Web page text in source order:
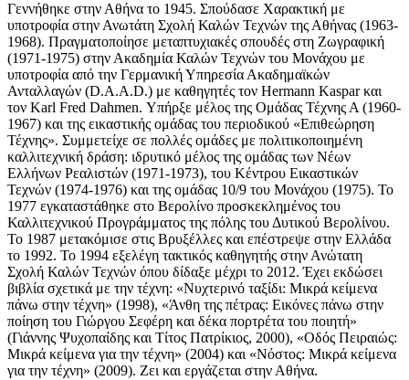
Γεννήθηκε στην Αθήνα το 1945. Σπούδασε Χαρακτική με
υποτροφία στην Ανωτάτη Σχολή Καλών Τεχνών της Αθήνας (1963-
1968). Πραγματοποίησε μεταπτυχιακές σπουδές στη Ζωγραφική
(1971-1975) στην Ακαδημία Καλών Τεχνών του Μονάχου με
υποτροφία από την Γερμανική Υπηρεσία Ακαδημαϊκών
Ανταλλαγών (D.A.A.D.) με καθηγητές τον Hermann Kaspar και
τον Karl Fred Dahmen. Υπήρξε μέλος της Ομάδας Τέχνης Α (1960-
1967) και της εικαστικής ομάδας του περιοδικού «Επιθεώρηση
Τέχνης». Συμμετείχε σε πολλές ομάδες με πολιτικοποιημένη
καλλιτεχνική δράση: ιδρυτικό μέλος της ομάδας των Νέων
Ελλήνων Ρεαλιστών (1971-1973), του Κέντρου Εικαστικών
Τεχνών (1974-1976) και της ομάδας 10/9 του Μονάχου (1975). Το
1977 εγκαταστάθηκε στο Βερολίνο προσκεκλημένος του
Καλλιτεχνικού Προγράμματος της πόλης του Δυτικού Βερολίνου.
Το 1987 μετακόμισε στις Βρυξέλλες και επέστρεψε στην Ελλάδα
το 1992. Το 1994 εξελέγη τακτικός καθηγητής στην Ανώτατη
Σχολή Καλών Τεχνών όπου δίδαξε μέχρι το 2012. Έχει εκδώσει
βιβλία σχετικά με την τέχνη: «Νυχτερινό ταξίδι: Μικρά κείμενα
πάνω στην τέχνη» (1998), «Άνθη της πέτρας: Εικόνες πάνω στην
ποίηση του Γιώργου Σεφέρη και δέκα πορτρέτα του ποιητή»
(Γιάννης Ψυχοπαίδης και Τίτος Πατρίκιος, 2000), «Οδός Πειραιώς:
Μικρά κείμενα για την τέχνη» (2004) και «Νόστος: Μικρά κείμενα
για την τέχνη» (2009). Ζει και εργάζεται στην Αθήνα.